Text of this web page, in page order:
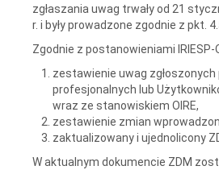
zgłaszania uwag trwały od 21
r. i były prowadzone zgodnie z pkt.
Zgodnie z postanowieniami IRIESP-
zestawienie uwag
profesjonalnych lub
wraz ze stanowiskiem OIRE,
zestawienie zmian
zaktualizowany i ujednolicony
W aktualnym dokumencie ZDM